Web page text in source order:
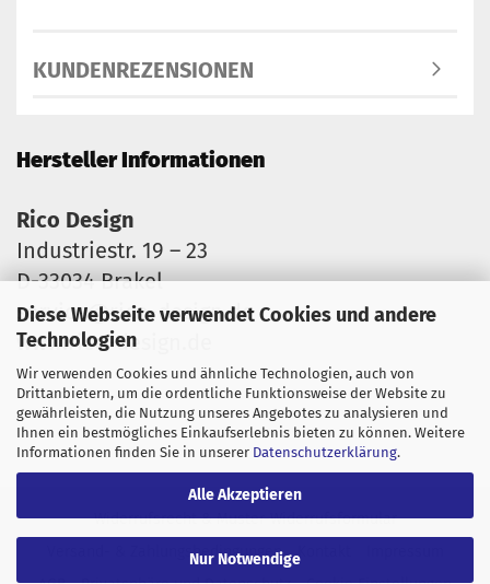
Diese Webseite verwendet Cookies und andere
Technologien
Wir verwenden Cookies und ähnliche Technologien, auch von
Drittanbietern, um die ordentliche Funktionsweise der Website zu
gewährleisten, die Nutzung unseres Angebotes zu analysieren und
Ihnen ein bestmögliches Einkaufserlebnis bieten zu können. Weitere
Informationen finden Sie in unserer Datenschutzerklärung.
Alle Akzeptieren
Nur Notwendige
KUNDENREZENSIONEN
Hersteller Informationen
Rico Design
Industriestr. 19 – 23
D-33034 Brakel
service@rico-design.de
www.rico-design.de
Widerrufsrecht & Muster-Widerrufsformular
Versand- & Zahlungsbedingungen
Kontakt